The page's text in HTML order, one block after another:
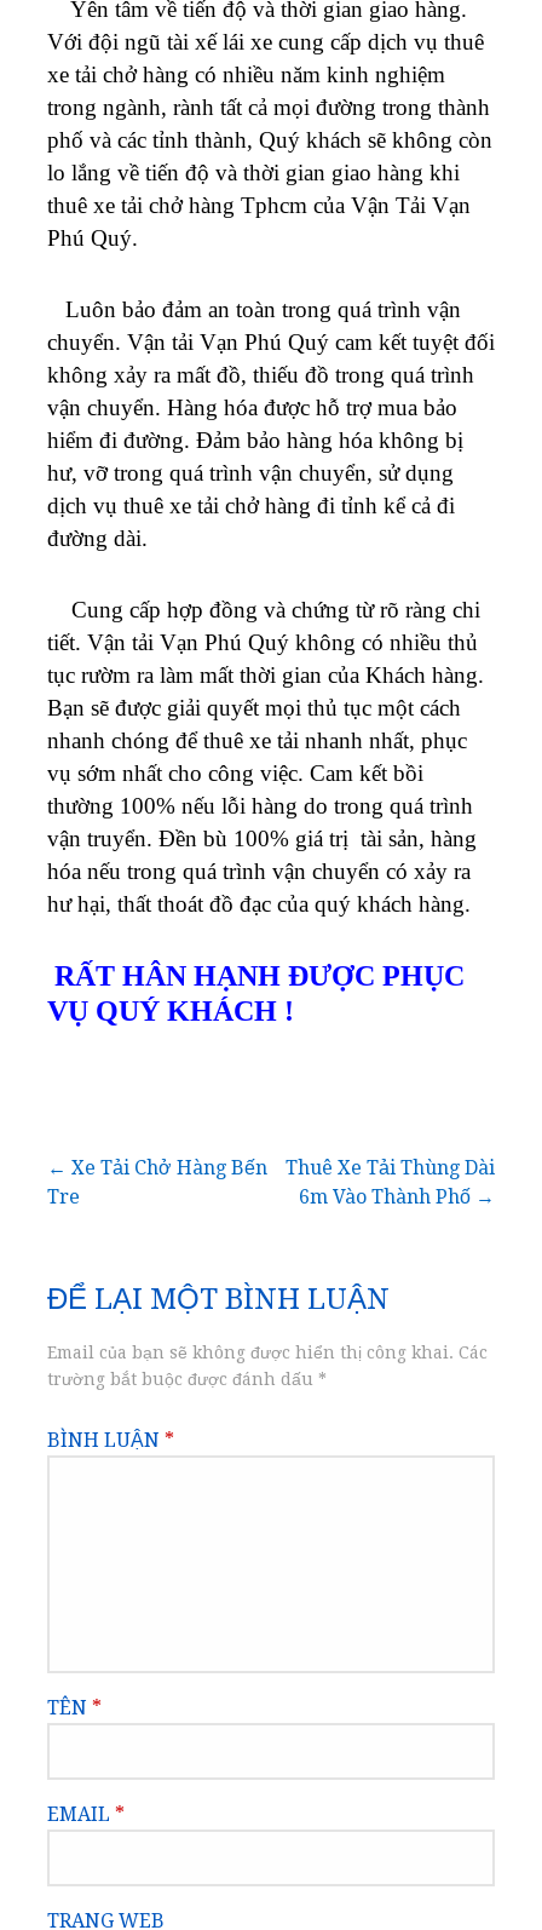
Yên tâm về tiến độ và thời gian giao hàng.
Với đội ngũ tài xế lái xe cung cấp dịch vụ thuê
xe tải chở hàng có nhiều năm kinh nghiệm
trong ngành, rành tất cả mọi đường trong thành
phố và các tỉnh thành, Quý khách sẽ không còn
lo lắng về tiến độ và thời gian giao hàng khi
thuê xe tải chở hàng Tphcm của Vận Tải Vạn
Phú Quý.
Luôn bảo đảm an toàn trong quá trình vận
chuyển. Vận tải Vạn Phú Quý cam kết tuyệt đối
không xảy ra mất đồ, thiếu đồ trong quá trình
vận chuyển. Hàng hóa được hỗ trợ mua bảo
hiểm đi đường. Đảm bảo hàng hóa không bị
hư, vỡ trong quá trình vận chuyển, sử dụng
dịch vụ thuê xe tải chở hàng đi tỉnh kể cả đi
đường dài.
Cung cấp hợp đồng và chứng từ rõ ràng chi
tiết. Vận tải Vạn Phú Quý không có nhiều thủ
tục rườm ra làm mất thời gian của Khách hàng.
Bạn sẽ được giải quyết mọi thủ tục một cách
nhanh chóng để thuê xe tải nhanh nhất, phục
vụ sớm nhất cho công việc. Cam kết bồi
thường 100% nếu lỗi hàng do trong quá trình
vận truyển. Đền bù 100% giá trị tài sản, hàng
hóa nếu trong quá trình vận chuyển có xảy ra
hư hại, thất thoát đồ đạc của quý khách hàng.
RẤT HÂN HẠNH ĐƯỢC PHỤC
VỤ QUÝ KHÁCH !
Điều
bài
viết
← Xe Tải Chở Hàng Bến
Tre
Thuê Xe Tải Thùng Dài
6m Vào Thành Phố →
ĐỂ LẠI MỘT BÌNH LUẬN
Email của bạn sẽ không được hiển thị công khai. Các
trường bắt buộc được đánh dấu *
BÌNH LUẬN *
TÊN *
EMAIL *
TRANG WEB